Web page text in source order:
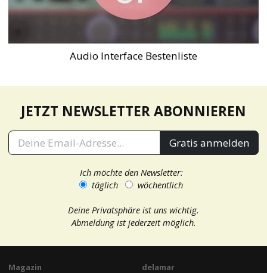
Audio Interface Bestenliste
JETZT NEWSLETTER ABONNIEREN
Gratis anmelden
Ich möchte den Newsletter:
täglich
wöchentlich
Deine Privatsphäre ist uns wichtig.
Abmeldung ist jederzeit möglich.
Magazin
delamar